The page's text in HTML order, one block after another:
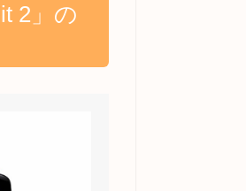
2」の